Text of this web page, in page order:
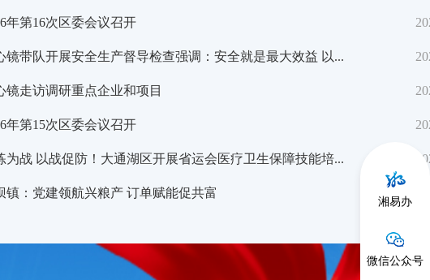
年第16次区委会议召开
镜带队开展安全生产督导检查强调：安全就是最大效益 以...
镜走访调研重点企业和项目
年第15次区委会议召开
为战 以战促防！大通湖区开展省运会医疗卫生保障技能培...
镇：党建领航兴粮产 订单赋能促共富
普及气象安全知识 提升应急避险能力
李强主持召开国务院常务会议 进一步部署防汛抗洪救灾工作等
湘易办
微信公众号